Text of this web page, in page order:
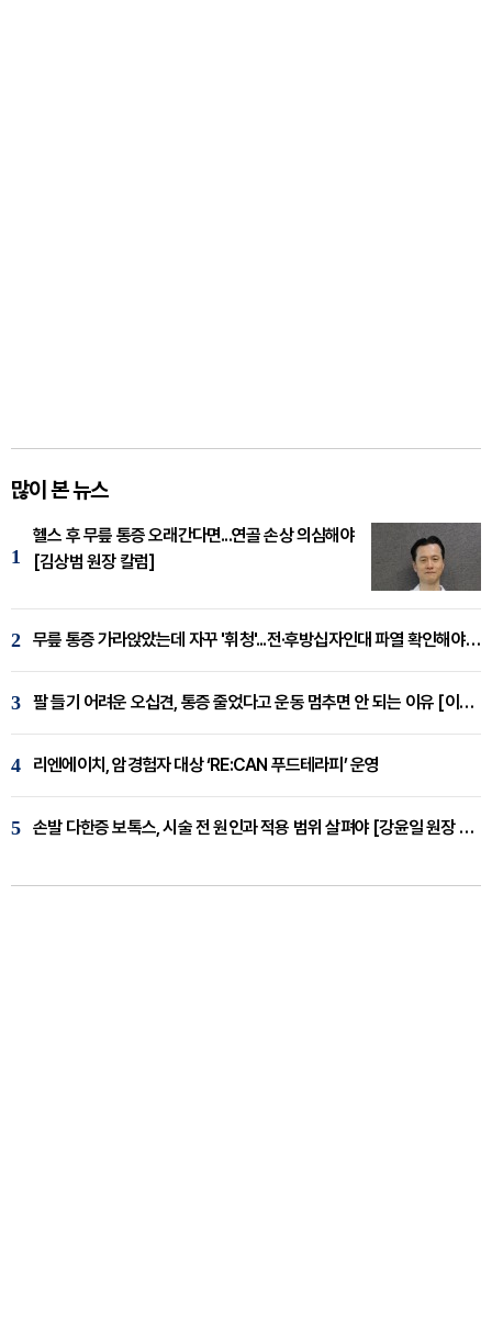
많이 본 뉴스
1
헬스 후 무릎 통증 오래간다면...연골 손상 의심해야
[김상범 원장 칼럼]
2 무릎 통증 가라앉았는데 자꾸 '휘청'...전·후방십자인대 파열 확인해야 [곽우경 원장 칼럼]
3 팔 들기 어려운 오십견, 통증 줄었다고 운동 멈추면 안 되는 이유 [이병욱 원장 칼럼]
4 리엔에이치, 암경험자 대상 ‘RE:CAN 푸드테라피’ 운영
5 손발 다한증 보톡스, 시술 전 원인과 적용 범위 살펴야 [강윤일 원장 칼럼]